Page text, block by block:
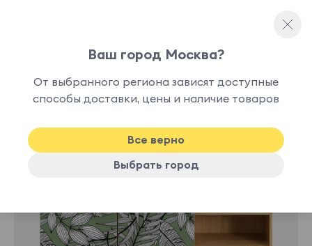
Ваш город Москва?
От выбранного региона зависят доступные
способы доставки, цены и наличие товаров
Все верно
Выбрать город